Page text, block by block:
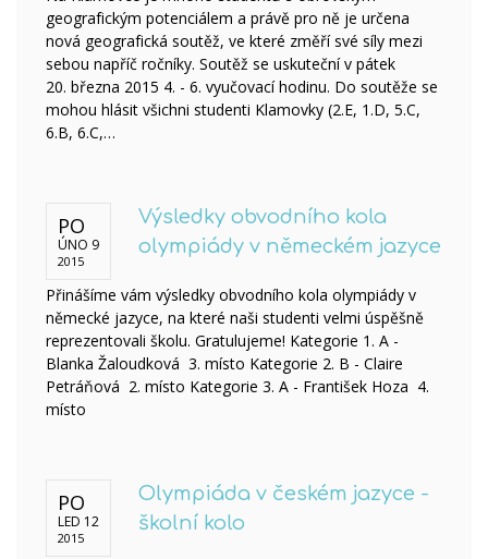
geografickým potenciálem a právě pro ně je určena
nová geografická soutěž, ve které změří své síly mezi
sebou napříč ročníky. Soutěž se uskuteční v pátek
20. března 2015 4. - 6. vyučovací hodinu. Do soutěže se
mohou hlásit všichni studenti Klamovky (2.E, 1.D, 5.C,
6.B, 6.C,…
PO
ÚNO 9
2015
Výsledky obvodního kola
olympiády v německém jazyce
Přinášíme vám výsledky obvodního kola olympiády v
německé jazyce, na které naši studenti velmi úspěšně
reprezentovali školu. Gratulujeme! Kategorie 1. A -
Blanka Žaloudková 3. místo Kategorie 2. B - Claire
Petráňová 2. místo Kategorie 3. A - František Hoza 4.
místo
PO
LED 12
2015
Olympiáda v českém jazyce -
školní kolo